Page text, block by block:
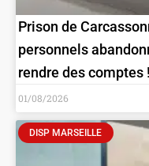
Prison de
personnels
rendre des comptes !
01/08/2026
DISP MARSEILLE